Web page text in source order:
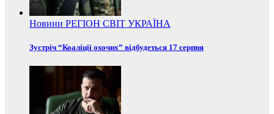
Новини РЕГІОН СВІТ УКРАЇНА
Зустріч “Коаліції охочих” відбудеться 17 серпня